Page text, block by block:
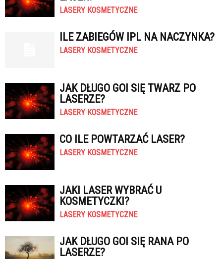
LASERY KOSMETYCZNE
ILE ZABIEGÓW IPL NA NACZYNKA?
LASERY KOSMETYCZNE
JAK DŁUGO GOI SIĘ TWARZ PO
LASERZE?
LASERY KOSMETYCZNE
CO ILE POWTARZAĆ LASER?
LASERY KOSMETYCZNE
JAKI LASER WYBRAĆ U
KOSMETYCZKI?
LASERY KOSMETYCZNE
JAK DŁUGO GOI SIĘ RANA PO
LASERZE?